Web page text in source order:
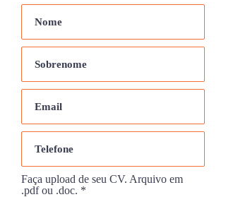
Faça upload de seu CV. Arquivo em
.pdf ou .doc.